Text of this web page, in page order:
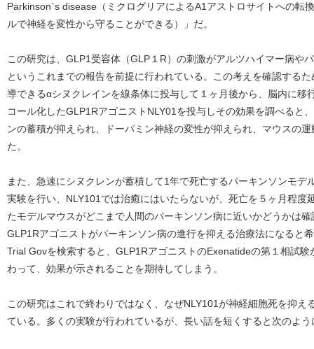
Parkinson`s disease（ミクログリアによるA1アストロサイトへの転
ルで神経を変性から守ることができる）」だ。
この研究は、GLP1受容体（GLP１R）の刺激がアルツハイマー病や
というこれまでの報告を前提に行われている。この考えを確認する
導できるαシヌクレインを線条体に投与して１ヶ月後から、脳内に移
コール化したGLP1RアゴニストNLY01を投与しその効果を調べると
ンの蓄積が抑えられ、ドーパミン神経の変性が抑えられ、マウスの
た。
また、急速にシヌクレンが蓄積して1年で死亡するパーキンソンモデ
実験を行い、NLY101では治癒にはいたらないが、死亡を５ヶ月程度
たモデルマウスがどこまで人間のパーキンソン病に近いかどうかは
GLP1Rアゴニストがパーキンソン病の進行を抑える治療法になると
Trial Govを検索すると、GLP1RアゴニストのExenatideの第１相試
わって、効果が示されることを期待してしまう。
この研究はこれで終わりではなく、なぜNLY101が神経細胞死を抑え
ている。多くの実験が行われているが、長い話を短くすると次のよ